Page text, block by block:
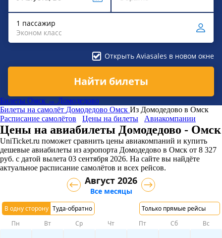
1 пассажир
Эконом класс
Открыть Aviasales в новом окне
Найти билеты
Билеты Омск → Домодедово
Билеты на самолёт Домодедово Омск Из Домодедово в Омск
Расписание самолётов
Цены на билеты Авиакомпании
Цены на авиабилеты Домодедово - Омск
UniTicket.ru поможет сравнить цены авиакомпаний и купить
дешевые авиабилеты из аэропорта Домодедово в Омск от 8 327
руб. с датой вылета 03 сентября 2026. На сайте вы найдёте
актуальное расписание самолётов и всех рейсов.
В одну сторону Туда-обратно Только прямые рейсы
Август 2026
Все месяцы
Пн Вт Ср Чт Пт Сб Вс